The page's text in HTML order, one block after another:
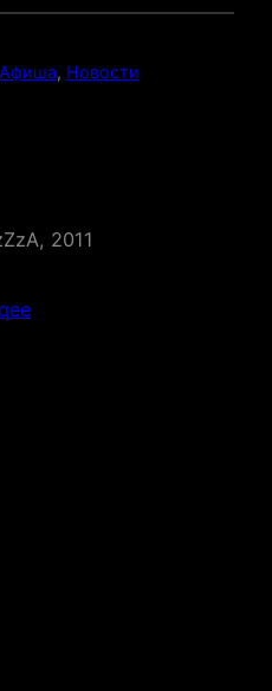
Афиша, Новости
2011